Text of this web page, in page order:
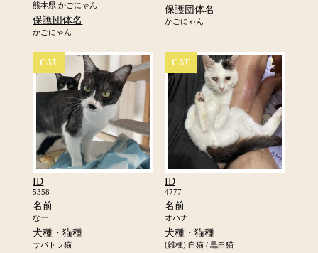
熊本県 かごにゃん
保護団体名
かごにゃん
保護団体名
かごにゃん
CAT
ID
5358
名前
なー
犬種・猫種
サバトラ猫
CAT
ID
4777
名前
オハナ
犬種・猫種
(雑種) 白猫 / 黒白猫